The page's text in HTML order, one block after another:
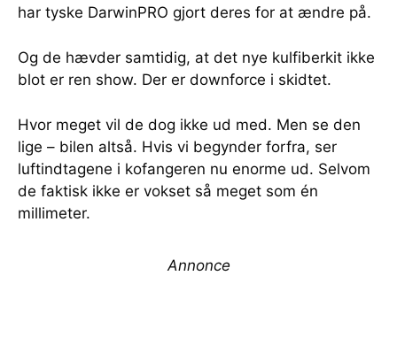
har tyske DarwinPRO gjort deres for at ændre på.
Og de hævder samtidig, at det nye kulfiberkit ikke
blot er ren show. Der er downforce i skidtet.
Hvor meget vil de dog ikke ud med. Men se den
lige – bilen altså. Hvis vi begynder forfra, ser
luftindtagene i kofangeren nu enorme ud. Selvom
de faktisk ikke er vokset så meget som én
millimeter.
Annonce